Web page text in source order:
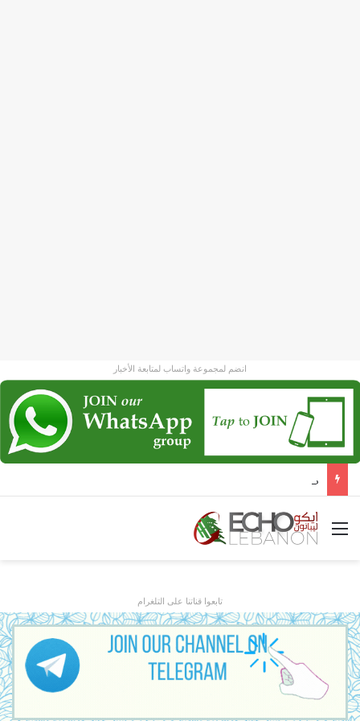
انضم لمجموعة واتساب لمتابعة الأخبار
من أنقرة… عون و أردوغان يرسمان ل لبنان مرحلة جديدة!
القائمة
تابعوا قناتنا على التلغرام